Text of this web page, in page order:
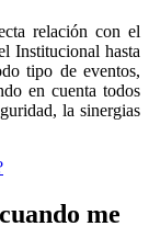
relación con el
Institucional hasta
tipo de eventos,
en cuenta todos
la sinergias
me